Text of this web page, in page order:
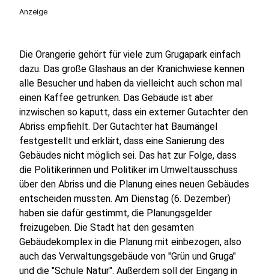
Anzeige
Die Orangerie gehört für viele zum Grugapark einfach
dazu. Das große Glashaus an der Kranichwiese kennen
alle Besucher und haben da vielleicht auch schon mal
einen Kaffee getrunken. Das Gebäude ist aber
inzwischen so kaputt, dass ein externer Gutachter den
Abriss empfiehlt. Der Gutachter hat Baumängel
festgestellt und erklärt, dass eine Sanierung des
Gebäudes nicht möglich sei. Das hat zur Folge, dass
die Politikerinnen und Politiker im Umweltausschuss
über den Abriss und die Planung eines neuen Gebäudes
entscheiden mussten. Am Dienstag (6. Dezember)
haben sie dafür gestimmt, die Planungsgelder
freizugeben. Die Stadt hat den gesamten
Gebäudekomplex in die Planung mit einbezogen, also
auch das Verwaltungsgebäude von "Grün und Gruga"
und die "Schule Natur". Außerdem soll der Eingang in